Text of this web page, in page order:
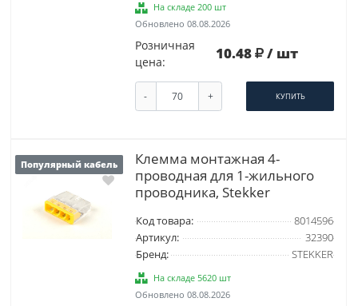
На складе 200 шт
Обновлено 08.08.2026
Розничная
цена:
10.48 / шт
- + КУПИТЬ
Популярный кабель
Клемма монтажная 4-
проводная для 1-жильного
проводника, Stekker
Код товара:
8014596
Артикул:
32390
Бренд:
STEKKER
На складе 5620 шт
Обновлено 08.08.2026